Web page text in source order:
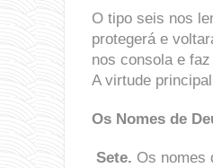
O tipo seis nos
protegerá e
nos consola e
A virtude
Os Nomes de
Sete. Os nomes